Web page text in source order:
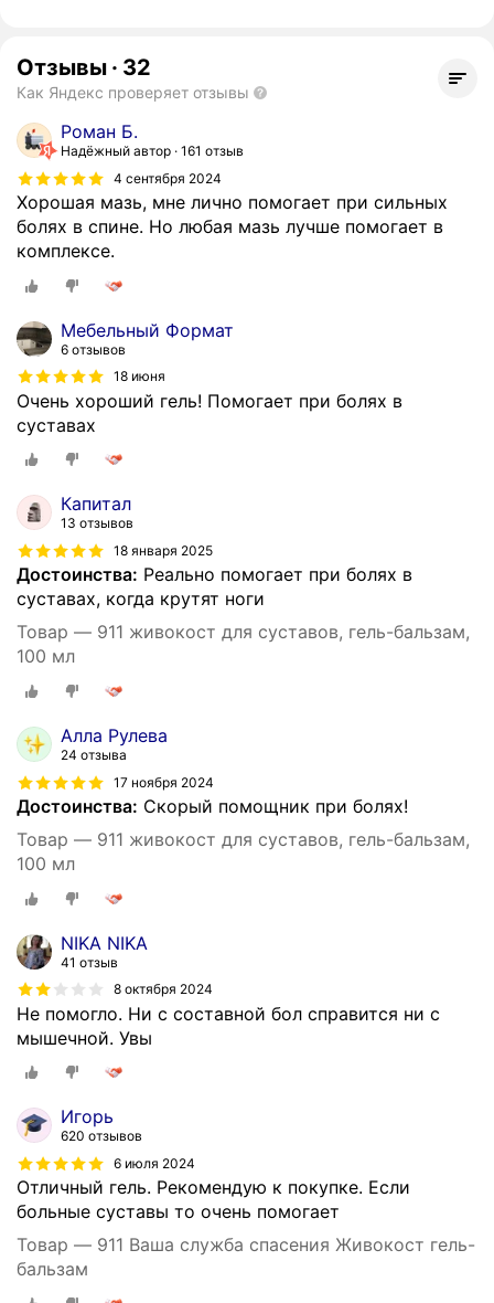
Отзывы · 32
Как Яндекс проверяет отзывы
Роман Б.
Надёжный автор 161 отзыв
4 сентября 2024
Хорошая мазь, мне лично помогает при сильных
болях в спине. Но любая мазь лучше помогает в
комплексе.
Мебельный Формат
6 отзывов
18 июня
Очень хороший гель! Помогает при болях в
суставах
Капитал
13 отзывов
18 января 2025
Достоинства: Реально помогает при болях в
суставах, когда крутят ноги
Товар — 911 живокост для суставов, гель-бальзам,
100 мл
Алла Рулева
24 отзыва
17 ноября 2024
Достоинства: Скорый помощник при болях!
Товар — 911 живокост для суставов, гель-бальзам,
100 мл
NIKA NIKA
41 отзыв
8 октября 2024
Не помогло. Ни с составной бол справится ни с
мышечной. Увы
Игорь
620 отзывов
6 июля 2024
Отличный гель. Рекомендую к покупке. Если
больные суставы то очень помогает
Товар — 911 Ваша служба спасения Живокост гель-
бальзам